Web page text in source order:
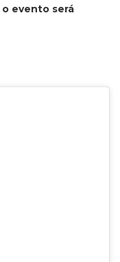
o evento será